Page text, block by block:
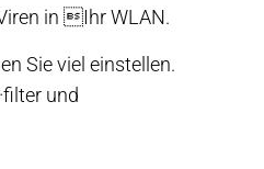
in Ihr WLAN.
Sie viel einstellen.
und